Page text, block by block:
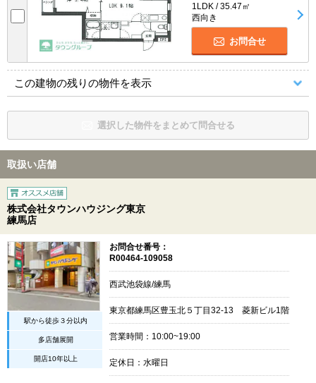
1LDK / 35.47㎡
西向き
お問合せ
この建物の残りの物件を表示
選択した物件をまとめて問合せる
取扱い店舗
株式会社タウンハウジング東京
練馬店
駅から徒歩３分以内
多店舗展開
開店10年以上
お問合せ番号：
R00464-109058
西武池袋線/練馬
東京都練馬区豊玉北５丁目32-13 菱新ビル1階
営業時間：10:00~19:00
定休日：水曜日